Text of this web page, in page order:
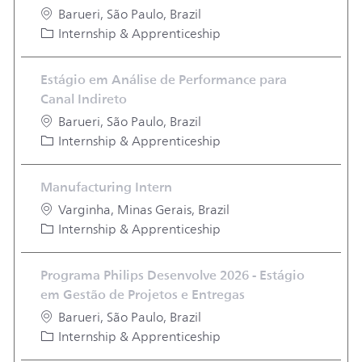
Location
Barueri, São Paulo, Brazil
Category
Internship & Apprenticeship
Estágio em Análise de Performance para
Canal Indireto
Location
Barueri, São Paulo, Brazil
Category
Internship & Apprenticeship
Manufacturing Intern
Location
Varginha, Minas Gerais, Brazil
Category
Internship & Apprenticeship
Programa Philips Desenvolve 2026 - Estágio
em Gestão de Projetos e Entregas
Location
Barueri, São Paulo, Brazil
Category
Internship & Apprenticeship